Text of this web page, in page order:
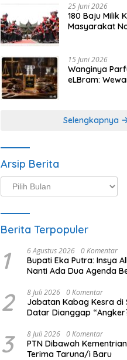
25 Juni 2026
180 Baju Milik
Masyarakat
Minangkabau
15 Juni 2026
Wanginya
eLBram:
Selengkapnya
Arsip Berita
Arsip
Berita
Berita Terpopuler
1 6 Agustus 2026 0 Komentar
Bupati Eka Putra: Insya
Nanti Ada Dua Agenda
2 8 Juli 2026 0 Komentar
Jabatan Kabag Kesra di
Datar Dianggap
3 8 Juli 2026 0 Komentar
PTN Dibawah
Terima Taruna/i Baru